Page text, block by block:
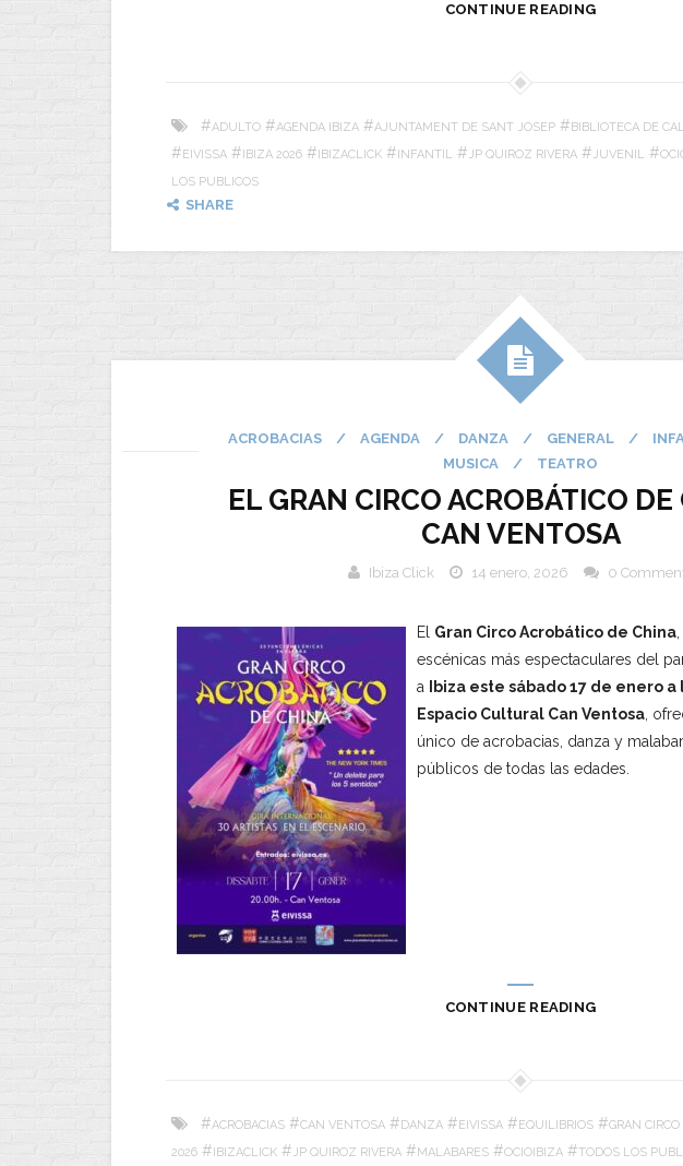
CONTINUE READING
#ADULTO #AGENDA IBIZA #AJUNTAMENT DE SANT JOSEP #BIBLIOTECA DE
#EIVISSA #IBIZA 2026 #IBIZACLICK #INFANTIL #JP QUIROZ RIVERA #JUVENIL #
LOS PUBLICOS
SHARE
ACROBACIAS / AGENDA / DANZA / GENERAL /
MUSICA
/ TEATRO
EL GRAN CIRCO ACROBÁTICO
CAN VENTOSA
Ibiza Click 14 enero, 2026 0
El Gran Circo Acrobático de China
escénicas más espectaculares del
a
Ibiza este sábado 17 de enero a
Espacio Cultural Can Ventosa ,
único de acrobacias, danza y
públicos de todas las edades.
CONTINUE READING
#ACROBACIAS #CAN VENTOSA #DANZA #EIVISSA #EQUILIBRIOS #GRAN
2026 #IBIZACLICK #JP QUIROZ RIVERA #MALABARES #OCIOIBIZA #TODOS LOS